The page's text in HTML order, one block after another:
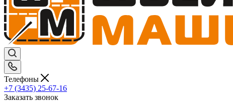
Телефоны
+7 (3435) 25-67-16
Заказать звонок